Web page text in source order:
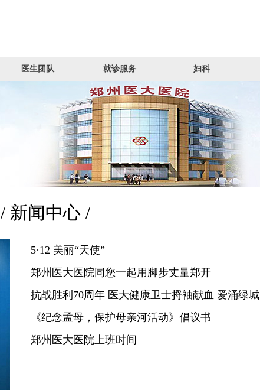
医生团队 就诊服务 妇科
/ 新闻中心 /
5·12 美丽“天使”
郑州医大医院同您一起用脚步丈量郑开
抗战胜利70周年 医大健康卫士捋袖献血 爱涌绿城
《纪念孟母，保护母亲河活动》倡议书
郑州医大医院上班时间